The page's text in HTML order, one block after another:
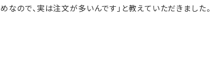
めなので、実は注文が多いんです」と教えていただきました。